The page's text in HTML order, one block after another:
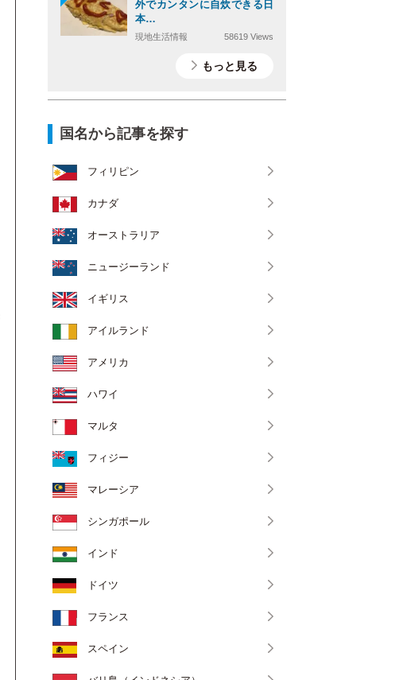
外でカンタンに自炊できる日
本…
現地生活情報 58619 Views
もっと見る
国名から記事を探す
フィリピン
カナダ
オーストラリア
ニュージーランド
イギリス
アイルランド
アメリカ
ハワイ
マルタ
フィジー
マレーシア
シンガポール
インド
ドイツ
フランス
スペイン